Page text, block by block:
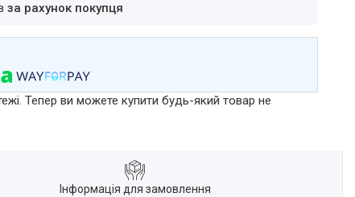
за рахунок покупця
Тепер ви можете купити будь-який товар не
Інформація для замовлення